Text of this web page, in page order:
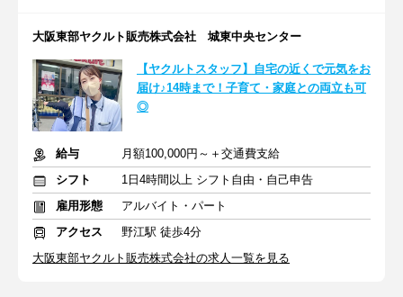
大阪東部ヤクルト販売株式会社 城東中央センター
【ヤクルトスタッフ】自宅の近くで元気をお
届け♪14時まで！子育て・家庭との両立も可
◎
給与
月額100,000円～＋交通費支給
シフト
1日4時間以上 シフト自由・自己申告
雇用形態
アルバイト・パート
アクセス
野江駅 徒歩4分
大阪東部ヤクルト販売株式会社の求人一覧を見る